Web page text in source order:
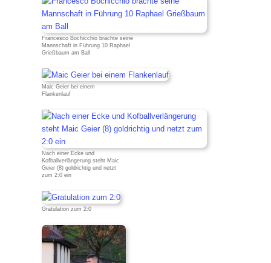
Francesco Bochicchio brachte seine
Mannschaft in Führung 10 Raphael
Grießbaum am Ball
Maic Geier bei einem
Flankenlauf
Nach einer Ecke und
Kofballverlängerung steht Maic
Geier (8) goldrichtig und netzt
zum 2:0 ein
Gratulation zum 2:0